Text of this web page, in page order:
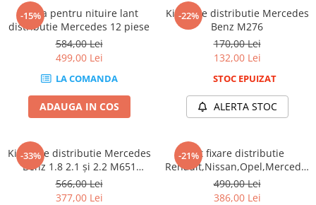
Citroen
Dacia
Jeep
Lancia
Mazda
Mercedes
-15%
Trusa pentru nituire lant
distributie Mercedes 12 piese
584,00 Lei
499,00 Lei
LA COMANDA
ADAUGA IN COS
-22%
Kit fixare distributie Mercedes
Benz M276
170,00 Lei
132,00 Lei
STOC EPUIZAT
ALERTA STOC
-33%
Kit fixare distributie Mercedes
Benz 1.8 2.1 și 2.2 M651
Diesel
566,00 Lei
377,00 Lei
-21%Kit fixare distributie
Renault,Nissan,Opel,Mercedes
1.6 2.0 2.3 dCI R9M M9T
490,00 Lei
386,00 Lei